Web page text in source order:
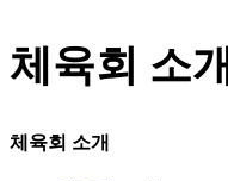
체육회 소개
체육회 소개